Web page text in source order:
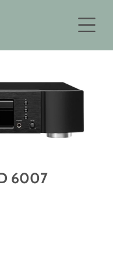
6007